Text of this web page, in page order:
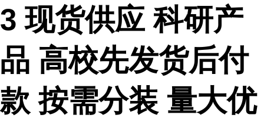
3 现货供应 科研产
品 高校先发货后付
款 按需分装 量大优